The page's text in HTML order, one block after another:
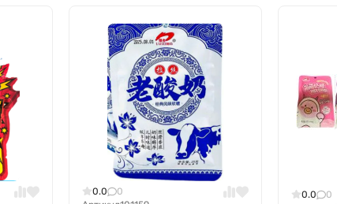
0.0
0
0.0
0